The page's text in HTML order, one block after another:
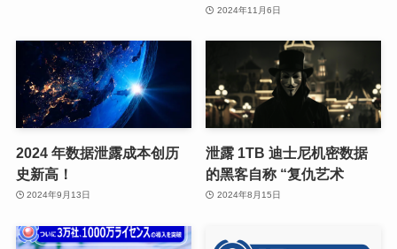
2024年11月6日
2024 年数据泄露成本创历
史新高！
2024年9月13日
泄露 1TB 迪士尼机密数据
的黑客自称 “复仇艺术
2024年8月15日